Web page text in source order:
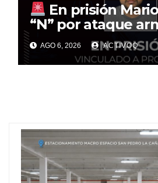
En prisión
“N” por ataque
derivado de
custodia
AGO 6, 2026 ACTIVOQ